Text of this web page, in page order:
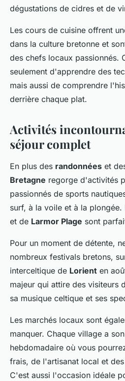
dégustations de cidres et de
Les cours de cuisine offrent
dans la culture bretonne et
des chefs locaux passionnés.
seulement d'apprendre des
mais aussi de comprendre
derrière chaque plat.
Activités
séjour complet
En plus des randonnées et
Bretagne regorge d'activités
passionnés de sports
surf, à la voile et à la plongée.
et de Larmor Plage sont
Pour un moment de détente,
nombreux festivals bretons,
interceltique de Lorient en
majeur qui attire des visiteurs
sa musique celtique et ses
Les marchés locaux sont
manquer. Chaque village a
hebdomadaire où vous
frais, de l'artisanat local et
C'est aussi l'occasion idéale